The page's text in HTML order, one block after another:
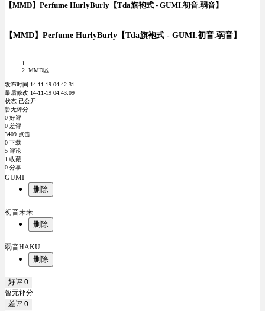
【MMD】Perfume HurlyBurly【Tda旗袍式 - GUMI.初音.弱音】
【MMD】Perfume HurlyBurly【Tda旗袍式 - GUMI.初音.弱音】
MMD区
发布时间 14-11-19 04:42:31
最后修改 14-11-19 04:43:09
状态 已公开
暂无评分
0 好评
0 差评
3409 点击
0 下载
5 评论
1 收藏
0 分享
GUMI
删除
初音未来
删除
弱音HAKU
删除
好评 0
暂无评分
差评 0